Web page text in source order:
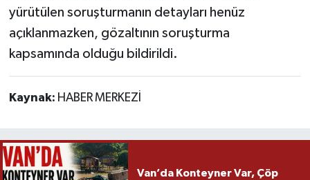
yürütülen soruşturmanın detayları henüz
açıklanmazken, gözaltının soruşturma
kapsamında olduğu bildirildi.
Kaynak: HABER MERKEZİ
Van’da Konteyner Var, Çöp